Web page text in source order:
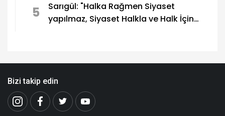
5
Sarıgül: "Halka Rağmen Siyaset
yapılmaz, Siyaset Halkla ve Halk İçin
Bizi takip edin